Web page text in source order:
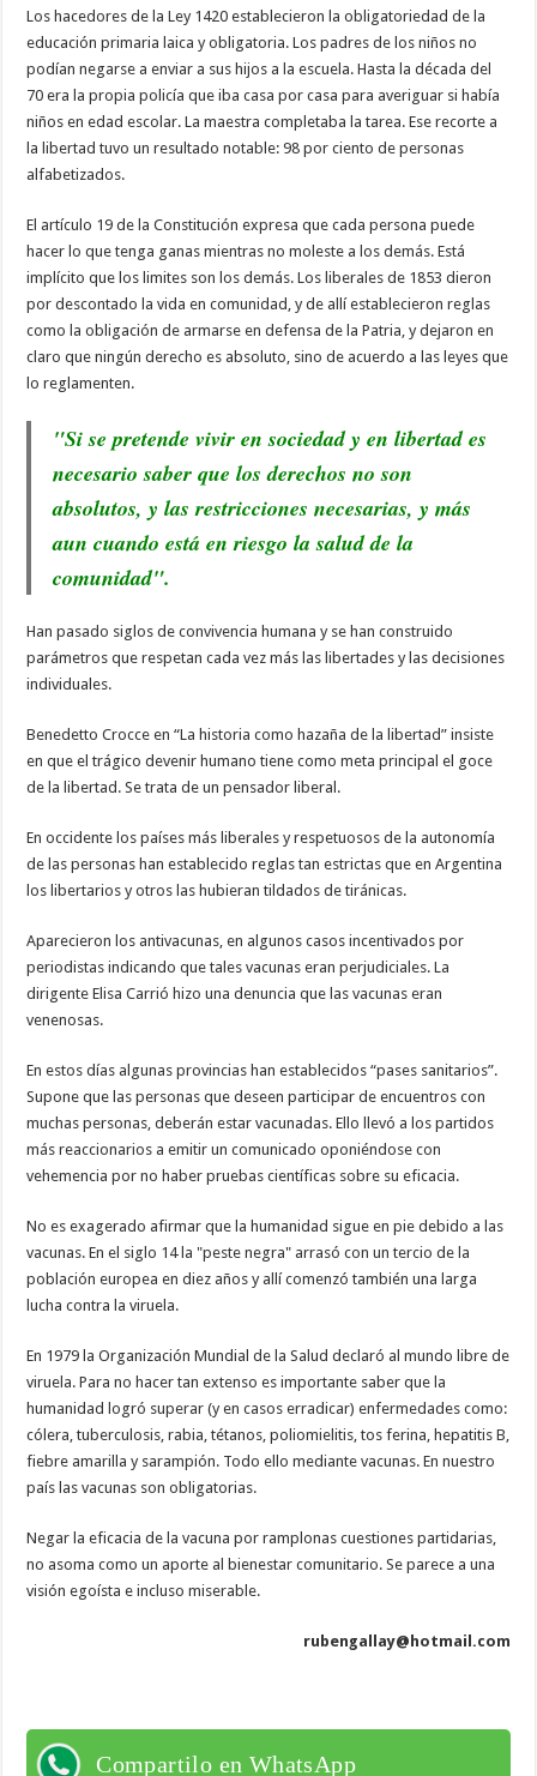
Los hacedores de la Ley 1420 establecieron la obligatoriedad de la
educación primaria laica y obligatoria. Los padres de los niños no
podían negarse a enviar a sus hijos a la escuela. Hasta la década del
70 era la propia policía que iba casa por casa para averiguar si había
niños en edad escolar. La maestra completaba la tarea. Ese recorte a
la libertad tuvo un resultado notable: 98 por ciento de personas
alfabetizados.
El artículo 19 de la Constitución expresa que cada persona puede
hacer lo que tenga ganas mientras no moleste a los demás. Está
implícito que los limites son los demás. Los liberales de 1853 dieron
por descontado la vida en comunidad, y de allí establecieron reglas
como la obligación de armarse en defensa de la Patria, y dejaron en
claro que ningún derecho es absoluto, sino de acuerdo a las leyes que
lo reglamenten.
"Si se pretende vivir en sociedad y en libertad es
necesario saber que los derechos no son
absolutos, y las restricciones necesarias, y más
aun cuando está en riesgo la salud de la
comunidad".
Han pasado siglos de convivencia humana y se han construido
parámetros que respetan cada vez más las libertades y las decisiones
individuales.
Benedetto Crocce en “La historia como hazaña de la libertad” insiste
en que el trágico devenir humano tiene como meta principal el goce
de la libertad. Se trata de un pensador liberal.
En occidente los países más liberales y respetuosos de la autonomía
de las personas han establecido reglas tan estrictas que en Argentina
los libertarios y otros las hubieran tildados de tiránicas.
Aparecieron los antivacunas, en algunos casos incentivados por
periodistas indicando que tales vacunas eran perjudiciales. La
dirigente Elisa Carrió hizo una denuncia que las vacunas eran
venenosas.
En estos días algunas provincias han establecidos “pases sanitarios”.
Supone que las personas que deseen participar de encuentros con
muchas personas, deberán estar vacunadas. Ello llevó a los partidos
más reaccionarios a emitir un comunicado oponiéndose con
vehemencia por no haber pruebas científicas sobre su eficacia.
No es exagerado afirmar que la humanidad sigue en pie debido a las
vacunas. En el siglo 14 la "peste negra" arrasó con un tercio de la
población europea en diez años y allí comenzó también una larga
lucha contra la viruela.
En 1979 la Organización Mundial de la Salud declaró al mundo libre de
viruela. Para no hacer tan extenso es importante saber que la
humanidad logró superar (y en casos erradicar) enfermedades como:
cólera, tuberculosis, rabia, tétanos, poliomielitis, tos ferina, hepatitis B,
fiebre amarilla y sarampión. Todo ello mediante vacunas. En nuestro
país las vacunas son obligatorias.
Negar la eficacia de la vacuna por ramplonas cuestiones partidarias,
no asoma como un aporte al bienestar comunitario. Se parece a una
visión egoísta e incluso miserable.
rubengallay@hotmail.com
Compartilo en WhatsApp